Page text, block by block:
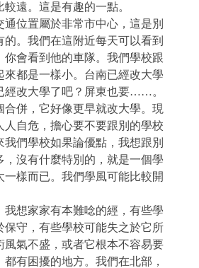
較遠。這是有趣的一點。
通位置屬於非常市中心，這是別
的。我們在這附近每天可以看到
你會看到他的車隊。我們學校跟
來都是一樣小。台南已經改大學
經改大學了吧？屏東也要……。
合併，它好像更早就改大學。現
人自危，擔心要不要跟別的學校
我們學校如果論優點，我想跟別
，沒有什麼特別的，就是一個學
一樣而已。我們學風可能比較開
我想家家有本難唸的經，有些學
保守，有些學校可能失之於它所
風氣不盛，或者它根本不容易要
都有困擾的地方。我們在北部，